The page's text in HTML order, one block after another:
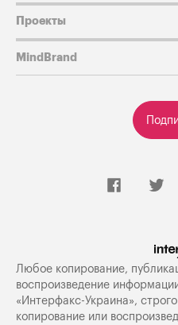
Проекты
MindBrand
Любое копирование,
воспроизведение
«Интерфакс-Украина»,
копирование или